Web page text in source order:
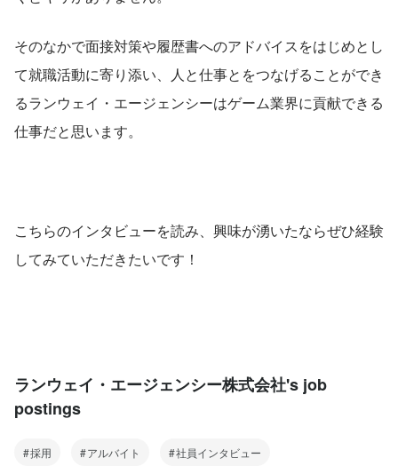
そのなかで面接対策や履歴書へのアドバイスをはじめとし
て就職活動に寄り添い、人と仕事とをつなげることができ
るランウェイ・エージェンシーはゲーム業界に貢献できる
仕事だと思います。
こちらのインタビューを読み、興味が湧いたならぜひ経験
してみていただきたいです！
ランウェイ・エージェンシー株式会社's job
postings
採用 アルバイト 社員インタビュー